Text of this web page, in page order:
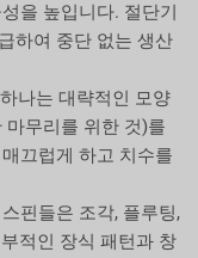
을 높입니다. 절단기
하여 중단 없는 생산
나는 대략적인 모양
무리를 위한 것)를
끄럽게 하고 치수를
핀들은 조각, 플루팅,
적인 장식 패턴과 창